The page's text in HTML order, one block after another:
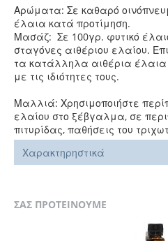
Αρώματα: Σε καθαρό
έλαια κατά προτίμηση.
Μασάζ: Σε 100γρ. φυτικό
σταγόνες αιθέριου ελαίου.
τα κατάλληλα αιθέρια
με τις ιδιότητες τους.
Μαλλιά: Χρησιμοποιήστε
ελαίου στο ξέβγαλμα, σε
πιτυρίδας, παθήσεις του
Χαρακτηρηστικά
ΣΑΣ ΠΡΟΤΕΙΝΟΥΜΕ